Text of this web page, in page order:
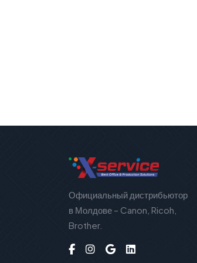
Официальный дистрибьютор
в Молдове – Canon, Ricoh,
Brother.